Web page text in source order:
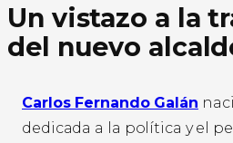
Un vistazo a la
del nuevo
Carlos Fernando Galán
dedicada a la política y el